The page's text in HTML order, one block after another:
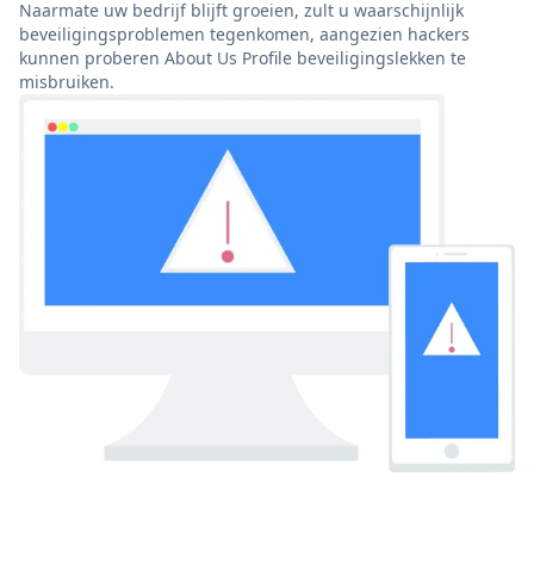
Naarmate uw bedrijf blijft groeien, zult u waarschijnlijk
beveiligingsproblemen tegenkomen, aangezien hackers
kunnen proberen About Us Profile beveiligingslekken te
misbruiken.